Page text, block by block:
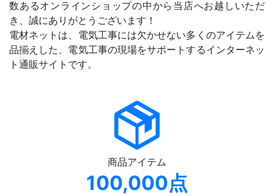
数あるオンラインショップの中から当店へお越しいただ
き、誠にありがとうございます！
電材ネットは、電気工事には欠かせない多くのアイテムを
品揃えした、電気工事の現場をサポートするインターネッ
ト通販サイトです。
商品アイテム
100,000点